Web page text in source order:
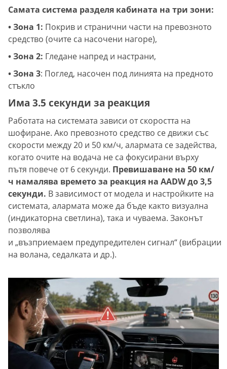
Самата система разделя кабината на три зони:
• Зона 1: Покрив и странични части на превозното
средство (очите са насочени нагоре),
• Зона 2: Гледане напред и настрани,
• Зона 3: Поглед, насочен под линията на предното
стъкло
Има 3.5 секунди за реакция
Работата на системата зависи от скоростта на
шофиране. Ако превозното средство се движи със
скорости между 20 и 50 км/ч, алармата се задейства,
когато очите на водача не са фокусирани върху
пътя повече от 6 секунди. Превишаване на 50 км/
ч намалява времето за реакция на AADW до 3,5
секунди. В зависимост от модела и настройките на
системата, алармата може да бъде както визуална
(индикаторна светлина), така и чуваема. Законът
позволява
и „възприемаем предупредителен сигнал“ (вибрации
на волана, седалката и др.).